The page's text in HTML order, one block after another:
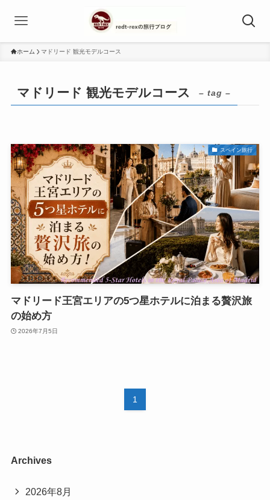
ホーム マドリード 観光モデルコース
マドリード 観光モデルコース – tag –
スペイン旅行
マドリード王宮エリアの5つ星ホテルに泊まる贅沢旅
の始め方
2026年7月5日
1
Archives
2026年8月